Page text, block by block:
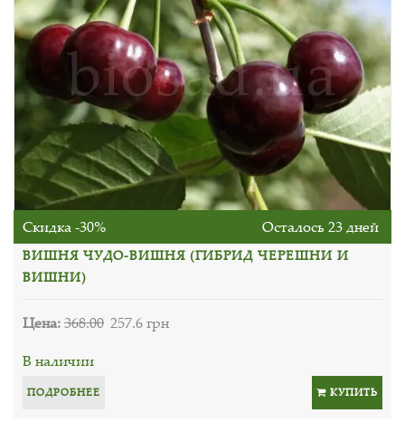
Скидка -30% Осталось 23 дней
ВИШНЯ ЧУДО-ВИШНЯ (ГИБРИД ЧЕРЕШНИ И
ВИШНИ)
Цена:368.00 257.6 грн
В наличии
ПОДРОБНЕЕ КУПИТЬ